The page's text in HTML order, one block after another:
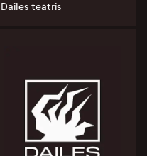
Dailes teātris